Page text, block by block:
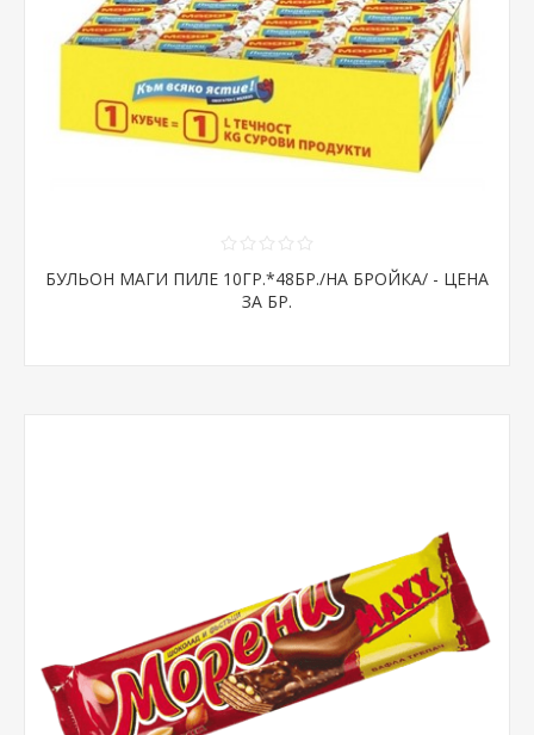
БУЛЬОН МАГИ ПИЛЕ 10ГР.*48БР./НА БРОЙКА/ - ЦЕНА
ЗА БР.